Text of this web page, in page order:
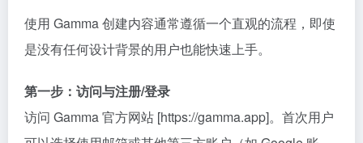
使用 Gamma 创建内容通常遵循一个直观的流程，即使
是没有任何设计背景的用户也能快速上手。
第一步：访问与注册/登录
访问 Gamma 官方网站 [https://gamma.app]。首次用户